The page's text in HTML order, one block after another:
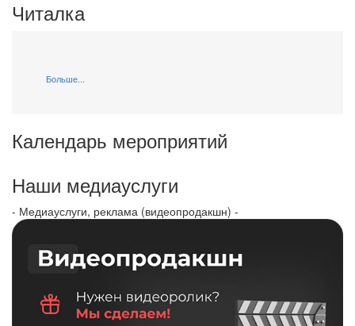
Читалка
Больше...
Календарь мероприятий
Наши медиауслуги
- Медиауслуги, реклама (видеопродакшн) -